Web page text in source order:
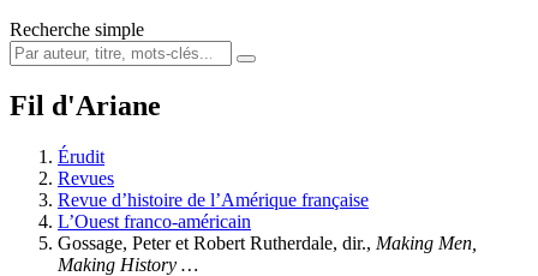
Recherche simple
Fil d'Ariane
Érudit
Revues
Revue d’histoire de l’Amérique française
L’Ouest franco-américain
Gossage, Peter et Robert Rutherdale, dir., Making Men,
Making History …